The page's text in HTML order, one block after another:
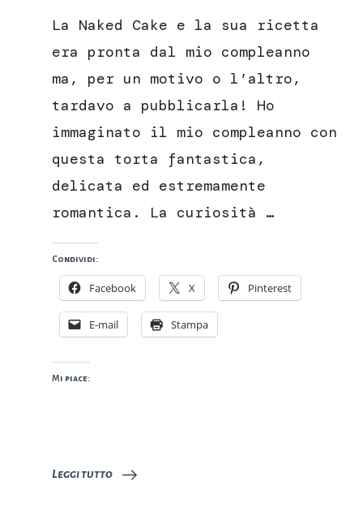
al
caramello
La Naked Cake e la sua ricetta
era pronta dal mio compleanno
ma, per un motivo o l’altro,
tardavo a pubblicarla! Ho
immaginato il mio compleanno con
questa torta fantastica,
delicata ed estremamente
romantica. La curiosità …
Condividi:
Facebook X Pinterest
E-mail Stampa
Mi piace:
Leggi tutto